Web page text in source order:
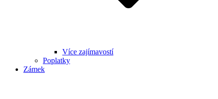
Více zajímavostí
Poplatky
Zámek